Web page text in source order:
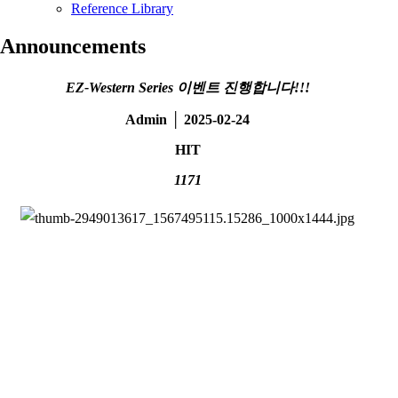
Reference Library
Announcements
EZ-Western Series 이벤트 진행합니다!!!
Admin │ 2025-02-24
HIT
1171